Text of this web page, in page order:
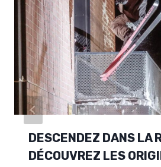
DESCENDEZ DANS LA
DÉCOUVREZ LES